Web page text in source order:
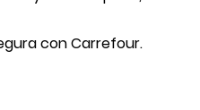
con Carrefour.